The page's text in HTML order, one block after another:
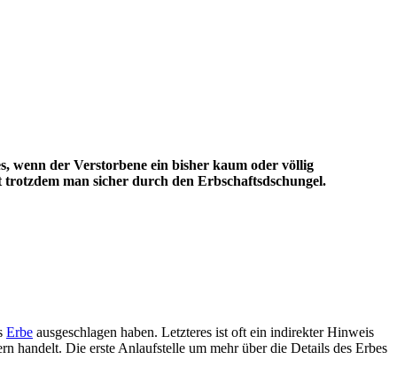
wenn der Verstorbene ein bisher kaum oder völlig
man sicher durch den Erbschaftsdschungel.
Erbe ausgeschlagen haben. Letzteres ist oft ein indirekter Hinweis
handelt. Die erste Anlaufstelle um mehr über die Details des Erbes